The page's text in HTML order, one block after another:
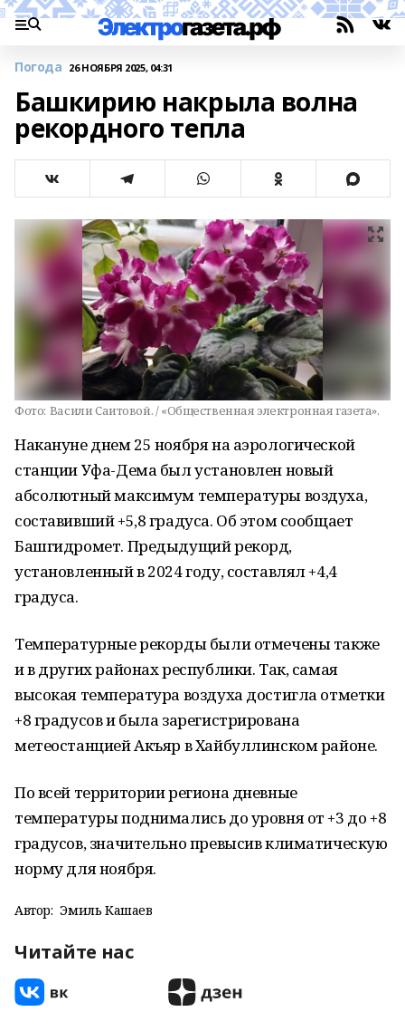
Погода 26 НОЯБРЯ 2025, 04:31
Башкирию накрыла волна
рекордного тепла
Фото: Васили Саитовой. / «Общественная электронная газета».
Накануне днем 25 ноября на аэрологической
станции Уфа-Дема был установлен новый
абсолютный максимум температуры воздуха,
составивший +5,8 градуса. Об этом сообщает
Башгидромет. Предыдущий рекорд,
установленный в 2024 году, составлял +4,4
градуса.
Температурные рекорды были отмечены также
и в других районах республики. Так, самая
высокая температура воздуха достигла отметки
+8 градусов и была зарегистрирована
метеостанцией Акъяр в Хайбуллинском районе.
По всей территории региона дневные
температуры поднимались до уровня от +3 до +8
градусов, значительно превысив климатическую
норму для ноября.
Автор: Эмиль Кашаев
Читайте нас